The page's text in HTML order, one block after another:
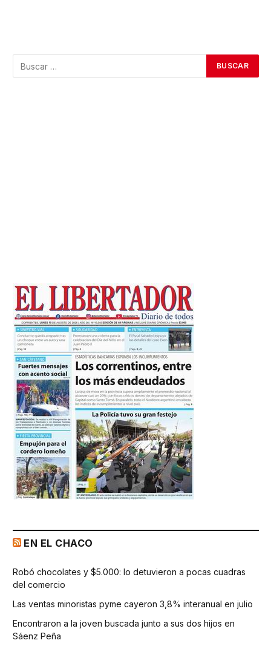
EN EL CHACO
Robó chocolates y $5.000: lo detuvieron a pocas cuadras
del comercio
Las ventas minoristas pyme cayeron 3,8% interanual en julio
Encontraron a la joven buscada junto a sus dos hijos en
Sáenz Peña